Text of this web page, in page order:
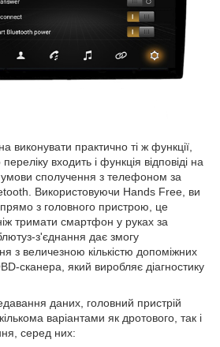
виконувати практично ті ж функції,
входить і функція відповіді на
умови сполучення з телефоном за
Використовуючи Hands Free, ви
з головного пристрою, це
тримати смартфон у руках за
з'єднання дає змогу
з величезною кількістю допоміжних
сканера, який виробляє діагностику
даних, головний пристрій
варіантами як дротового, так і
серед них: